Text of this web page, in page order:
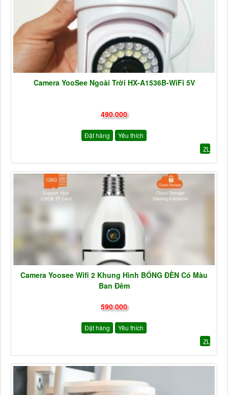
Camera YooSee Ngoài Trời HX-A1536B-WiFi 5V
490.000
Đặt hàng
Yêu thích
ZL
Camera Yoosee Wifi 2 Khung Hình BÓNG ĐÈN Có Màu
Ban Đêm
590.000
Đặt hàng
Yêu thích
ZL